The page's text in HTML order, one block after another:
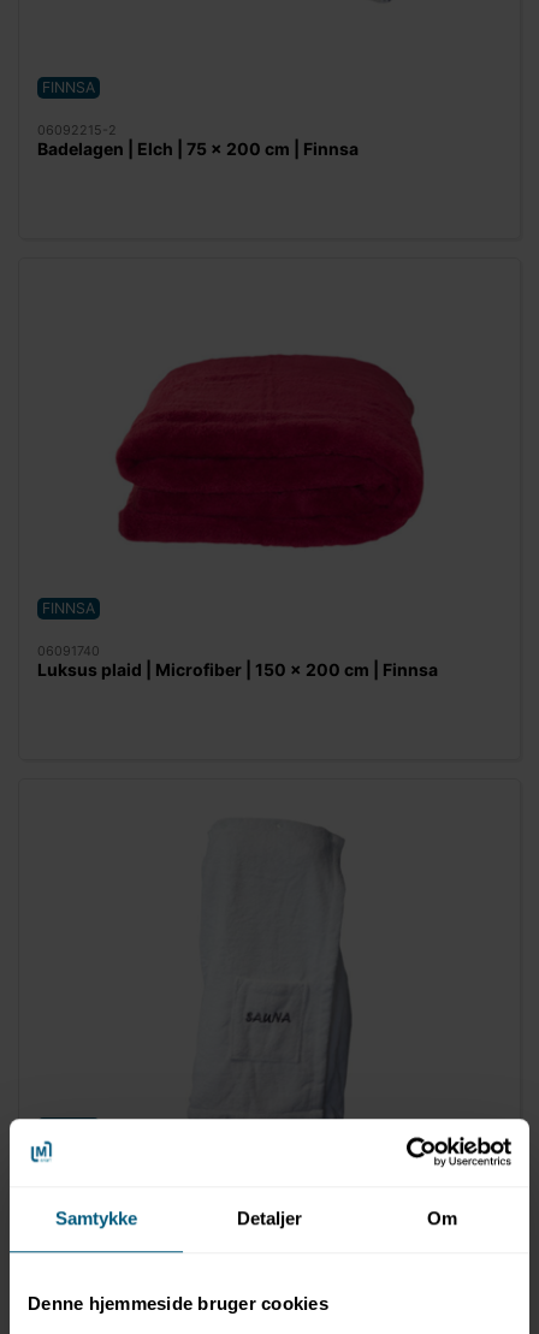
Samtykke Detaljer Om
Denne hjemmeside bruger cookies
FINNSA
06092215-2
Badelagen | Elch | 75 x 200 cm | Finnsa
FINNSA
06091740
Luksus plaid | Microfiber | 150 x 200 cm | Finnsa